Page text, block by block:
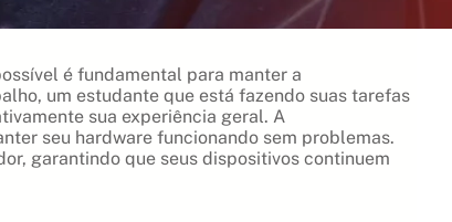
é fundamental para manter a
um estudante que está fazendo suas tarefas
sua experiência geral. A
seu hardware funcionando sem problemas.
garantindo que seus dispositivos continuem